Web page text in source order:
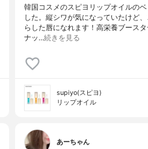
韓国コスメのスピヨリップオイルの
した。縦シワが気になっていたけど
らした唇になれます！高栄養ブース
ナッ…続きを見る
supiyo(スピヨ)
リップオイル
あーちゃん